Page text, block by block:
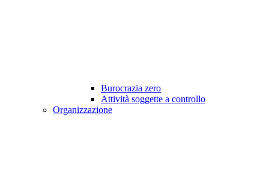
Burocrazia zero
Attività soggette a controllo
Organizzazione